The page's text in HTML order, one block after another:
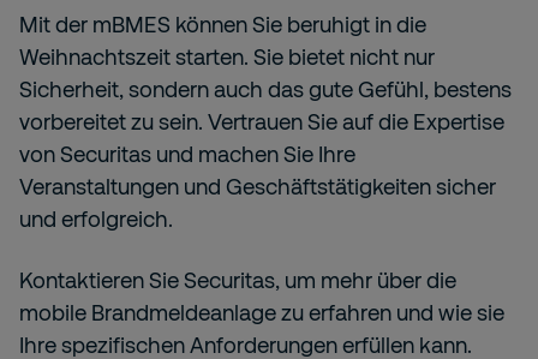
Mit der mBMES können Sie beruhigt in die
Weihnachtszeit starten. Sie bietet nicht nur
Sicherheit, sondern auch das gute Gefühl, bestens
vorbereitet zu sein. Vertrauen Sie auf die Expertise
von Securitas und machen Sie Ihre
Veranstaltungen und Geschäftstätigkeiten sicher
und erfolgreich.
Kontaktieren Sie Securitas, um mehr über die
mobile Brandmeldeanlage zu erfahren und wie sie
Ihre spezifischen Anforderungen erfüllen kann.